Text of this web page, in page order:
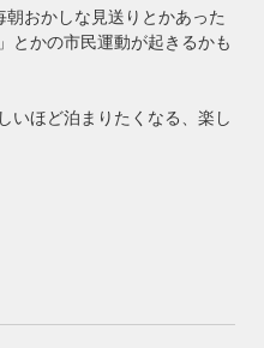
おかしな見送りとかあった
とかの市民運動が起きるかも
いほど泊まりたくなる、楽し